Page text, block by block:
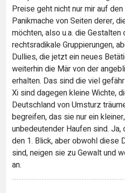
Preise geht nicht nur mir auf
Panikmache von Seiten derer,
möchten, also u.a. die
rechtsradikale Gruppierungen,
Dullies, die jetzt ein neues
weiterhin die Mär von der
erhalten. Das sind die viel
Xi sind dagegen kleine Wichte,
Deutschland von Umsturz
begreifen, das sie nur ein
unbedeutender Haufen sind.
den 1. Blick, aber obwohl diese
sind, neigen sie zu Gewalt und
an.